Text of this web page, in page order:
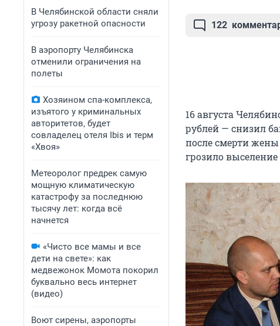
В Челябинской области сняли
угрозу ракетной опасности
В аэропорту Челябинска
отменили ограничения на
полеты
Хозяином спа-комплекса,
изъятого у криминальных
авторитетов, будет
совладелец отеля Ibis и терм
«Хвоя»
Метеоролог предрек самую
мощную климатическую
катастрофу за последнюю
тысячу лет: когда всё
начнется
«Чисто все мамы и все
дети на свете»: как
медвежонок Момота покорил
буквально весь интернет
(видео)
Воют сирены, аэропорты
122
16 августа
рублей — снизил
после смерти
грозило